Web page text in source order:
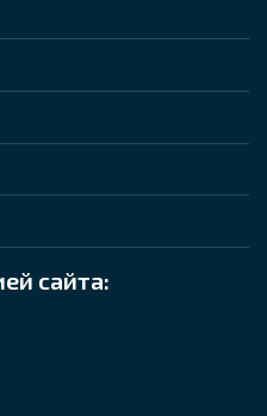
сайта: